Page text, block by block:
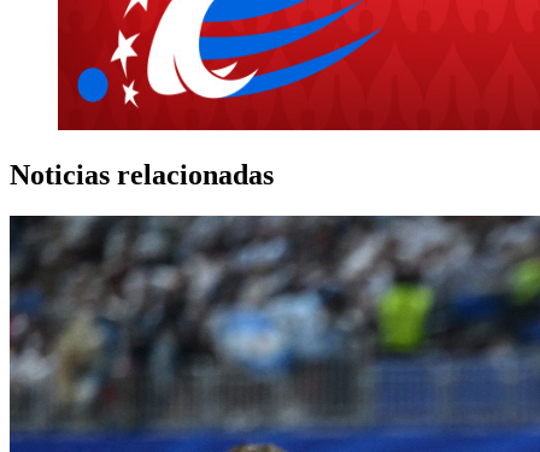
Noticias relacionadas